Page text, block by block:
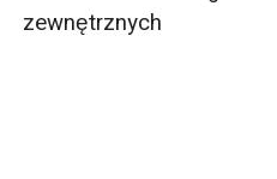
zewnętrznych